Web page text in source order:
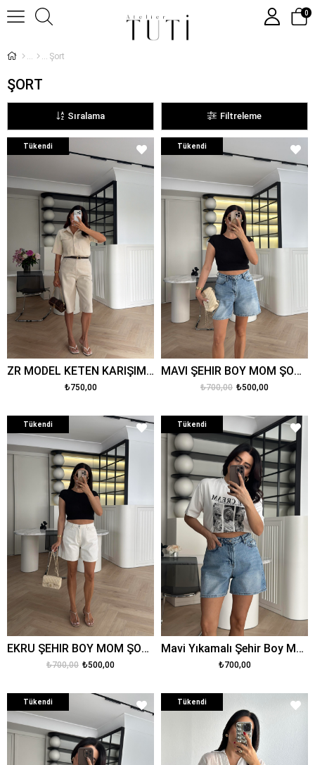
0
Şort
ŞORT
Filtreleme
Sıralama
Tükendi
ZR MODEL KETEN KARIŞIMLI BERMUDA PANTOLON BEJ
₺750,00
Tükendi
MAVİ ŞEHİR BOY MOM ŞORT
₺500,00
₺700,00
Tükendi
EKRU ŞEHİR BOY MOM ŞORT
₺500,00
₺700,00
Tükendi
Mavi Yıkamalı Şehir Boy Mom Şort
₺700,00
Tükendi Tükendi